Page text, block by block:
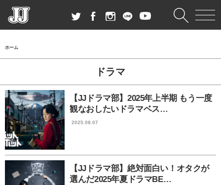
ホーム
ドラマ
【JJドラマ部】2025年上半期 もう一度
観なおしたいドラマベス…
2025.08.07
【JJドラマ部】絶対面白い！オタクが
選んだ2025年夏ドラマBE…